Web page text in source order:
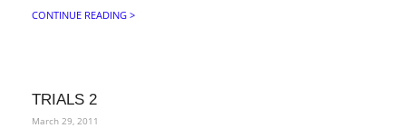
CONTINUE READING >
TRIALS 2
March 29, 2011